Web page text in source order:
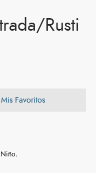
Rusti
Favoritos
Niño,